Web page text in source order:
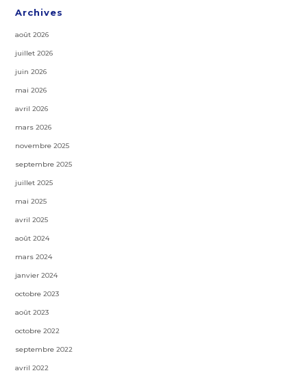
Archives
août 2026
juillet 2026
juin 2026
mai 2026
avril 2026
mars 2026
novembre 2025
septembre 2025
juillet 2025
mai 2025
avril 2025
août 2024
mars 2024
janvier 2024
octobre 2023
août 2023
octobre 2022
septembre 2022
avril 2022